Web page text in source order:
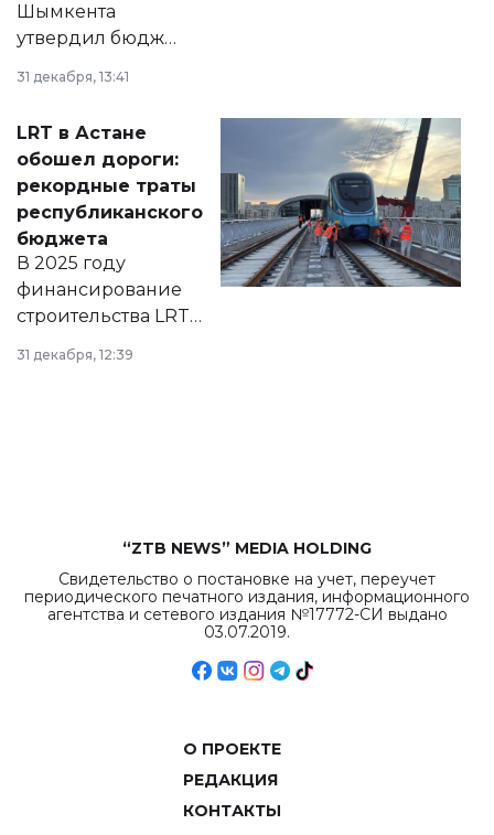
Шымкента
утвердил бюджет
города на 2026–
2028 годы.
документ
появился в базе
нормативных
правовых актов и
на сайте маслихат
города.
31 декабря, 13:41
LRT в Астане
обошел дороги:
рекордные траты
республиканского
бюджета
В 2025 году
финансирование
строительства LRT
в Астане из
республиканского
31 декабря, 12:39
“ZTB NEWS” MEDIA HOLDING
Свидетельство о постановке на учет, переучет
периодического печатного издания, информационного
агентства и сетевого издания №17772-СИ выдано
03.07.2019.
О ПРОЕКТЕ
РЕДАКЦИЯ
КОНТАКТЫ